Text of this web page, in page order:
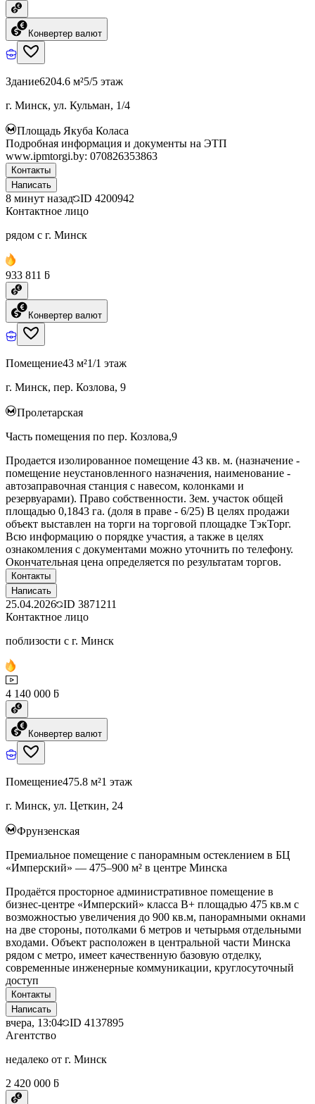
Конвертер валют
Здание6204.6 м²5/5 этаж
г. Минск, ул. Кульман, 1/4
Площадь Якуба Коласа
Подробная информация и документы на ЭТП
www.ipmtorgi.by: 070826353863
Контакты
Написать
8 минут назад ID 4200942
Контактное лицо
рядом с г. Минск
933 811 ƃ
Конвертер валют
Помещение43 м²1/1 этаж
г. Минск, пер. Козлова, 9
Пролетарская
Часть помещения по пер. Козлова,9
Продается изолированное помещение 43 кв. м. (назначение -
помещение неустановленного назначения, наименование -
автозаправочная станция с навесом, колонками и
резервуарами). Право собственности. Зем. участок общей
площадью 0,1843 га. (доля в праве - 6/25) В целях продажи
объект выставлен на торги на торговой площадке ТэкТорг.
Всю информацию о порядке участия, а также в целях
ознакомления с документами можно уточнить по телефону.
Окончательная цена определяется по результатам торгов.
Контакты
Написать
25.04.2026 ID 3871211
Контактное лицо
поблизости с г. Минск
4 140 000 ƃ
Конвертер валют
Помещение475.8 м²1 этаж
г. Минск, ул. Цеткин, 24
Фрунзенская
Премиальное помещение с панорамным остеклением в БЦ
«Имперский» — 475–900 м² в центре Минска
Продаётся просторное административное помещение в
бизнес-центре «Имперский» класса B+ площадью 475 кв.м с
возможностью увеличения до 900 кв.м, панорамными окнами
на две стороны, потолками 6 метров и четырьмя отдельными
входами. Объект расположен в центральной части Минска
рядом с метро, имеет качественную базовую отделку,
современные инженерные коммуникации, круглосуточный
доступ
Контакты
Написать
вчера, 13:04 ID 4137895
Агентство
недалеко от г. Минск
2 420 000 ƃ